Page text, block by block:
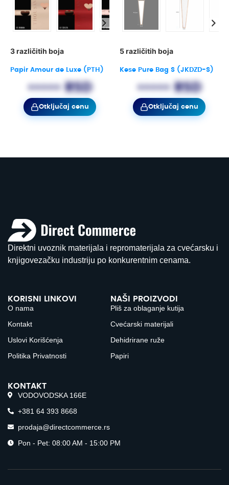
3 različitih boja
Papir Amour de Luxe (PTH)
••••• RSD
Otključaj cenu
5 različitih boja
Kese Pure Bag S (JKDZD-S)
••••• RSD
Otključaj cenu
Direktni uvoznik materijala i repromaterijala za cvećarsku i
knjigovezačku industriju po konkurentnim cenama.
KORISNI LINKOVI
O nama
Kontakt
Uslovi Korišćenja
Politika Privatnosti
NAŠI PROIZVODI
Pliš za oblaganje kutija
Cvećarski materijali
Dehidrirane ruže
Papiri
KONTAKT
VODOVODSKA 166E
+381 64 393 8668
prodaja@directcommerce.rs
Pon - Pet: 08:00 AM - 15:00 PM